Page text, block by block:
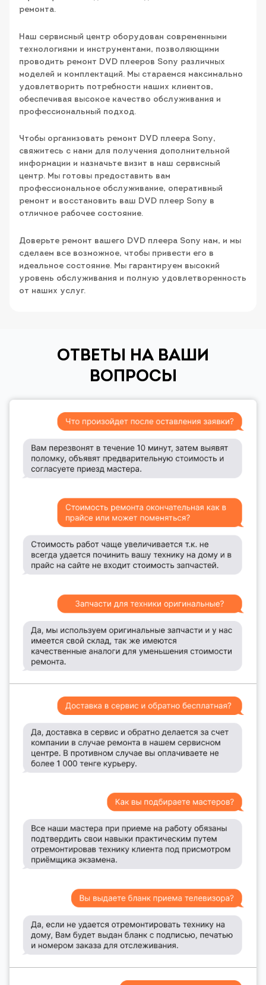
ремонта.
Наш сервисный центр оборудован современными
технологиями и инструментами, позволяющими
проводить ремонт DVD плееров Sony различных
моделей и комплектаций. Мы стараемся максимально
удовлетворить потребности наших клиентов,
обеспечивая высокое качество обслуживания и
профессиональный подход.
Чтобы организовать ремонт DVD плеера Sony,
свяжитесь с нами для получения дополнительной
информации и назначьте визит в наш сервисный
центр. Мы готовы предоставить вам
профессиональное обслуживание, оперативный
ремонт и восстановить ваш DVD плеер Sony в
отличное рабочее состояние.
Доверьте ремонт вашего DVD плеера Sony нам, и мы
сделаем все возможное, чтобы привести его в
идеальное состояние. Мы гарантируем высокий
уровень обслуживания и полную удовлетворенность
от наших услуг.
ОТВЕТЫ НА ВАШИ
ВОПРОСЫ